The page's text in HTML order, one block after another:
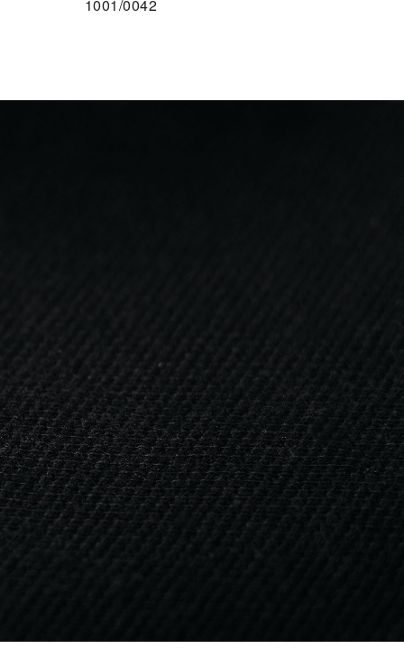
100% Baumwolle1001/0042